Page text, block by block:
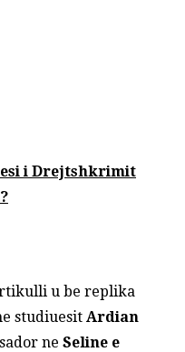
i Drejtshkrimit
u be replika
studiuesit Ardian
ne Seline e